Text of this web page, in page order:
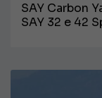
SAY Carbon
SAY 32 e 42